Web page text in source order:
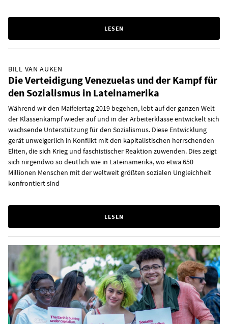
LESEN
BILL VAN AUKEN
Die Verteidigung Venezuelas und der Kampf für
den Sozialismus in Lateinamerika
Während wir den Maifeiertag 2019 begehen, lebt auf der ganzen Welt
der Klassenkampf wieder auf und in der Arbeiterklasse entwickelt sich
wachsende Unterstützung für den Sozialismus. Diese Entwicklung
gerät unweigerlich in Konflikt mit den kapitalistischen herrschenden
Eliten, die sich Krieg und faschistischer Reaktion zuwenden. Dies zeigt
sich nirgendwo so deutlich wie in Lateinamerika, wo etwa 650
Millionen Menschen mit der weltweit größten sozialen Ungleichheit
konfrontiert sind
LESEN